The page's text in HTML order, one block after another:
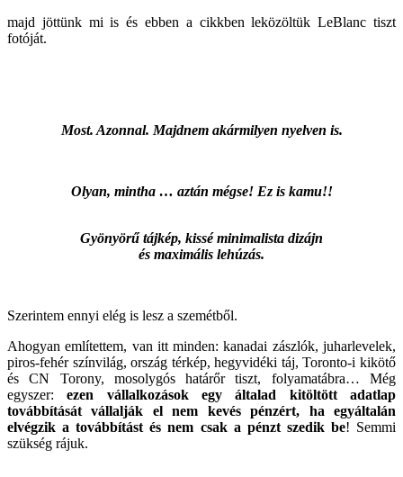
majd jöttünk mi is és ebben a cikkben leközöltük LeBlanc tiszt
fotóját.
Most. Azonnal. Majdnem akármilyen nyelven is.
Olyan, mintha … aztán mégse! Ez is kamu!!
Gyönyörű tájkép, kissé minimalista dizájn
és maximális lehúzás.
Szerintem ennyi elég is lesz a szemétből.
Ahogyan említettem, van itt minden: kanadai zászlók, juharlevelek,
piros-fehér színvilág, ország térkép, hegyvidéki táj, Toronto-i kikötő
és CN Torony, mosolygós határőr tiszt, folyamatábra… Még
egyszer:ezen vállalkozások egy általad kitöltött adatlap
továbbítását vállalják el nem kevés pénzért, ha egyáltalán
elvégzik a továbbítást és nem csak a pénzt szedik be! Semmi
szükség rájuk.